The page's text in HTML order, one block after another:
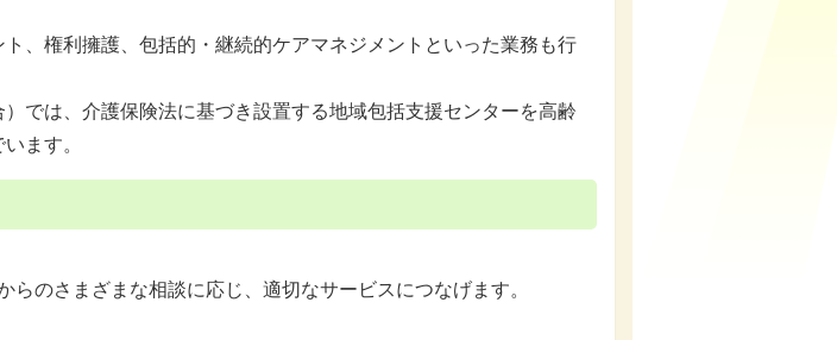
、権利擁護、包括的・継続的ケアマネジメントといった業務も行
では、介護保険法に基づき設置する地域包括支援センターを高齢
ます。
らのさまざまな相談に応じ、適切なサービスにつなげます。